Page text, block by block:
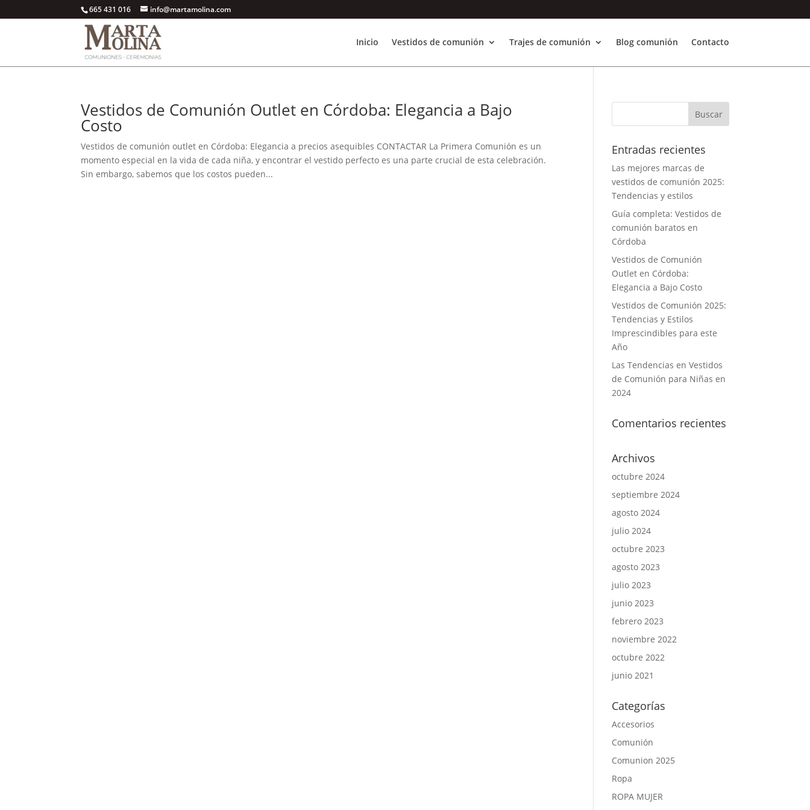
665 431 016 info@martamolina.com
Inicio Vestidos de comunión Trajes de comunión Blog comunión Contacto
Vestidos de Comunión Outlet en Córdoba: Elegancia a Bajo
Costo
Vestidos de comunión outlet en Córdoba: Elegancia a precios asequibles CONTACTAR La Primera Comunión es un
momento especial en la vida de cada niña, y encontrar el vestido perfecto es una parte crucial de esta celebración.
Sin embargo, sabemos que los costos pueden...
Entradas recientes
Las mejores marcas de
vestidos de comunión 2025:
Tendencias y estilos
Guía completa: Vestidos de
comunión baratos en
Córdoba
Vestidos de Comunión
Outlet en Córdoba:
Elegancia a Bajo Costo
Vestidos de Comunión 2025:
Tendencias y Estilos
Imprescindibles para este
Año
Las Tendencias en Vestidos
de Comunión para Niñas en
2024
Comentarios recientes
Archivos
octubre 2024
septiembre 2024
agosto 2024
julio 2024
octubre 2023
agosto 2023
julio 2023
junio 2023
febrero 2023
noviembre 2022
octubre 2022
junio 2021
Categorías
Accesorios
Comunión
Comunion 2025
Ropa
ROPA MUJER